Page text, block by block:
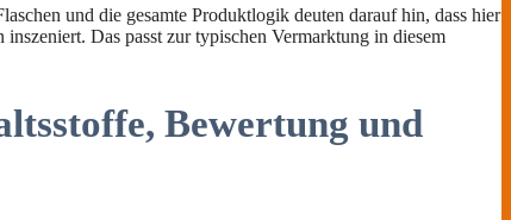
und die gesamte Produktlogik deuten darauf hin, dass hier
Das passt zur typischen Vermarktung in diesem
Bewertung und